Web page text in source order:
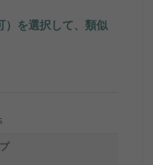
）を選択して、類似